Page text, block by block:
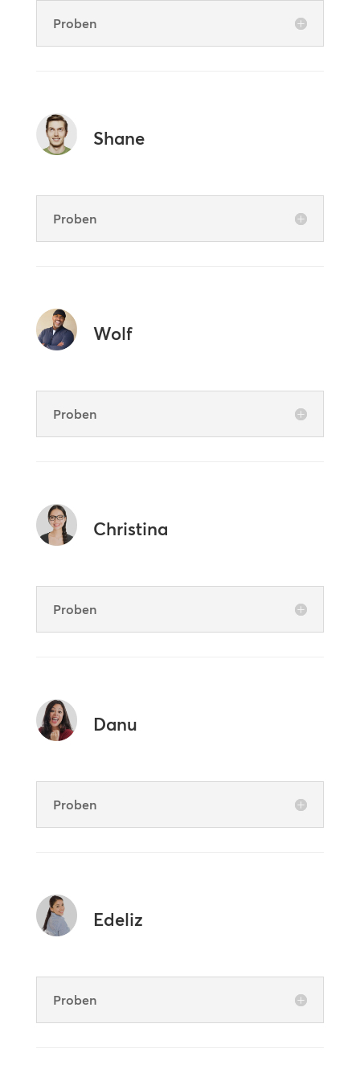
Proben
Shane
Proben
Wolf
Proben
Christina
Proben
Danu
Proben
Edeliz
Proben